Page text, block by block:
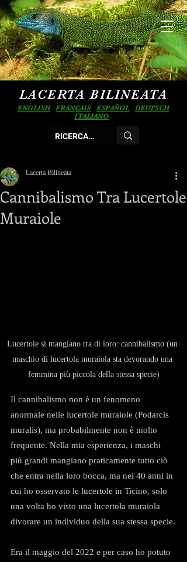
LACERTA BILINEATA
ENGLISH FRANÇAIS ESPAÑOL
DEUTSCH
ITALIANO
Cannibalismo Tra Lucertole
Muraiole
Lacerta Bilineata
Lucertole si mangiano tra di loro: cannibalismo (un
maschio di lucertola muraiola sta devorando una
femmina più piccola della stessa specie)
Il cannibalismo non è un fenomeno
anormale nelle lucertole muraiole (Podarcis
muralis), ma probabilmente non è molto
frequente. Nella mia esperienza, i maschi
più grandi mangiano praticamente tutto ciò
che entra nella loro bocca, ma nei 40 anni in
cui ho osservato le lucertole in Ticino, solo
una volta ho visto una lucertola muraiola
divorare un individuo della sua stessa specie.
Era il maggio del 2022 e per caso ho potuto